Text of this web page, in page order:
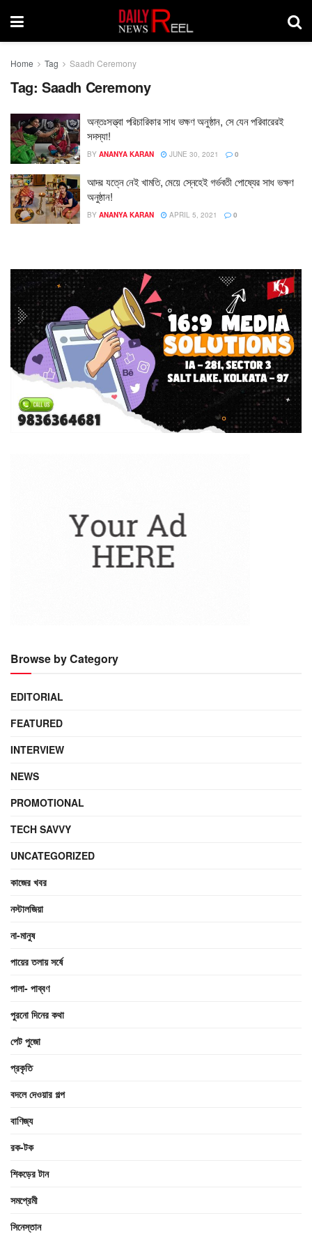
Home Tag Saadh Ceremony
Tag: Saadh Ceremony
অন্তঃসত্ত্বা পরিচারিকার সাধ ভক্ষণ অনুষ্ঠান, সে যেন পরিবারেরই
সদস্যা!
BY ANANYA KARAN JUNE 30, 2021 0
আদর যত্নে নেই খামতি, মেয়ে স্নেহেই গর্ভবতী পোষ্যের সাধ ভক্ষণ
অনুষ্ঠান!
BY ANANYA KARAN APRIL 5, 2021 0
Browse by Category
EDITORIAL
FEATURED
INTERVIEW
NEWS
PROMOTIONAL
TECH SAVVY
UNCATEGORIZED
কাজের খবর
নস্টালজিয়া
না-মানুষ
পায়ের তলায় সর্ষে
পালা- পাব্বণ
পুরনো দিনের কথা
পেট পুজো
প্রকৃতি
বদলে দেওয়ার গল্প
বাণিজ্য
রক-টক
শিকড়ের টান
সমপ্রেমী
সিনেস্তান